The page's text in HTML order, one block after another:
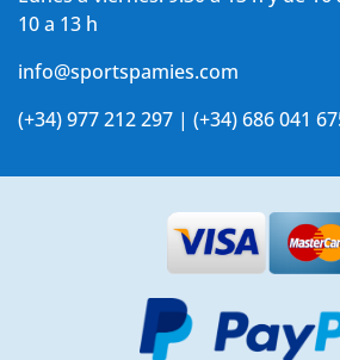
10 a 13 h
info@sportspamies.com
(+34) 977 212 297 | (+34) 686 041